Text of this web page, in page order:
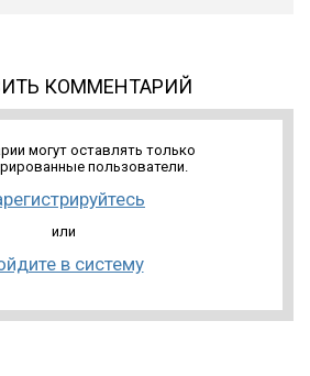
КОММЕНТАРИЙ
могут оставлять только
пользователи.
или
в систему